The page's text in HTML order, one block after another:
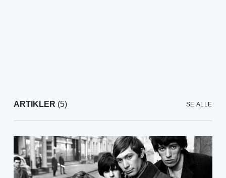
ARTIKLER (5) SE ALLE